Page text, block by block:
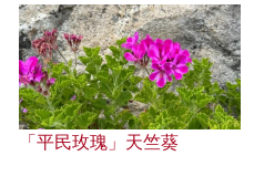
「平民玫瑰」天竺葵